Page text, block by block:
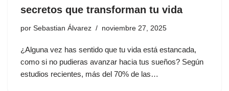
secretos que transforman tu vida
por Sebastian Álvarez noviembre 27, 2025
¿Alguna vez has sentido que tu vida está estancada,
como si no pudieras avanzar hacia tus sueños? Según
estudios recientes, más del 70% de las…